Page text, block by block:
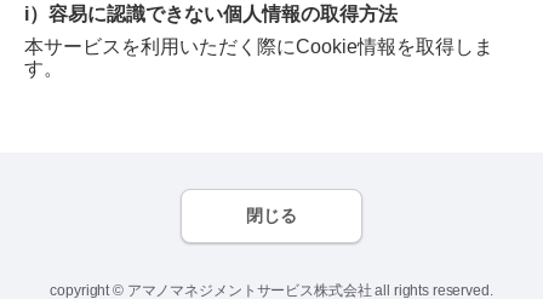
i）容易に認識できない個人情報の取得方法
本サービスを利用いただく際にCookie情報を取得しま
す。
閉じる
copyright © アマノマネジメントサービス株式会社 all rights reserved.